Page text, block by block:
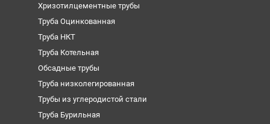
Хризотилцементные трубы
Труба Оцинкованная
Труба НКТ
Труба Котельная
Обсадные трубы
Труба низколегированная
Трубы из углеродистой стали
Труба Бурильная